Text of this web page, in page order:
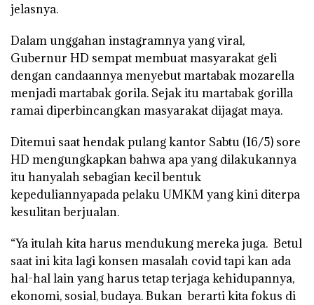
jelasnya.
Dalam unggahan instagramnya yang viral,
Gubernur HD sempat membuat masyarakat geli
dengan candaannya menyebut martabak mozarella
menjadi martabak gorila. Sejak itu martabak gorilla
ramai diperbincangkan masyarakat dijagat maya.
Ditemui saat hendak pulang kantor Sabtu (16/5) sore
HD mengungkapkan bahwa apa yang dilakukannya
itu hanyalah sebagian kecil bentuk
kepeduliannyapada pelaku UMKM yang kini diterpa
kesulitan berjualan.
“Ya itulah kita harus mendukung mereka juga. Betul
saat ini kita lagi konsen masalah covid tapi kan ada
hal-hal lain yang harus tetap terjaga kehidupannya,
ekonomi, sosial, budaya. Bukan berarti kita fokus di